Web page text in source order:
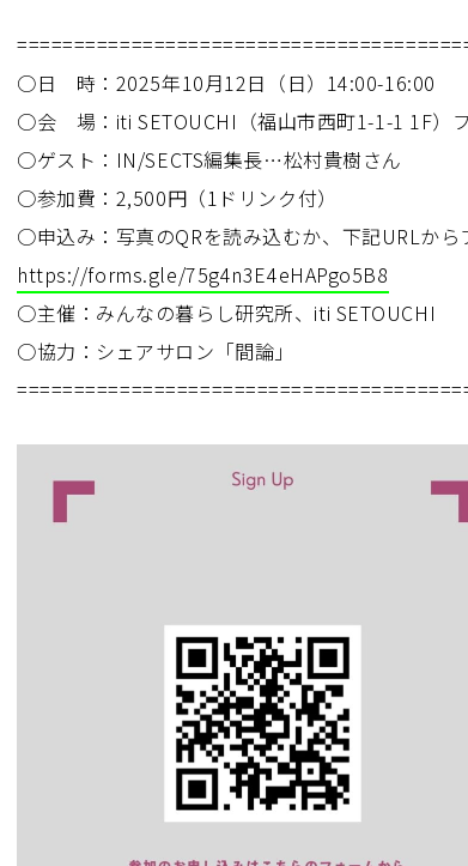
○日 時：2025年10月12日（日）14:00-16:00
○会 場：iti SETOUCHI（福山市西町1-1-1 1F）
○ゲスト：IN/SECTS編集長…松村貴樹さん
○参加費：2,500円（1ドリンク付）
○申込み：写真のQRを読み込むか、下記URLから
https://forms.gle/75g4n3E4eHAPgo5B8
○主催：みんなの暮らし研究所、iti SETOUCHI
○協力：シェアサロン「間論」